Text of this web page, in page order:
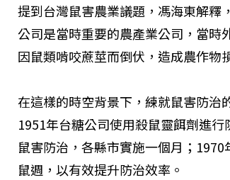
提到台灣鼠害農業議題，馮海東解釋
公司是當時重要的農產業公司，當時
因鼠類啃咬蔗莖而倒伏，造成農作物
在這樣的時空背景下，練就鼠害防治
1951年台糖公司使用殺鼠靈餌劑進
鼠害防治，各縣市實施一個月；
鼠週，以有效提升防治效率。